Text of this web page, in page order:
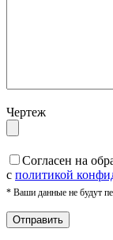
Чертеж
Cогласен на
с политикой
* Ваши данные не будут